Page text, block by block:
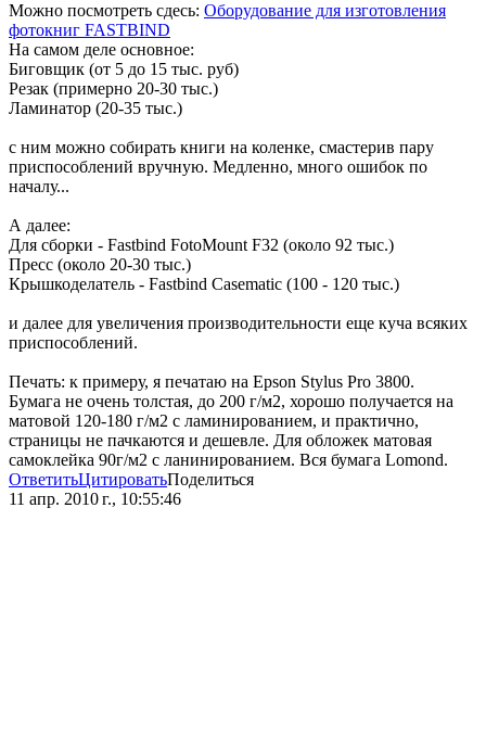
Можно посмотреть сдесь: Оборудование для изготовления
фотокниг FASTBIND
На самом деле основное:
Биговщик (от 5 до 15 тыс. руб)
Резак (примерно 20-30 тыс.)
Ламинатор (20-35 тыс.)
с ним можно собирать книги на коленке, смастерив пару
приспособлений вручную. Медленно, много ошибок по
началу...
А далее:
Для сборки - Fastbind FotoMount F32 (около 92 тыс.)
Пресс (около 20-30 тыс.)
Крышкоделатель - Fastbind Casematic (100 - 120 тыс.)
и далее для увеличения производительности еще куча всяких
приспособлений.
Печать: к примеру, я печатаю на Epson Stylus Pro 3800.
Бумага не очень толстая, до 200 г/м2, хорошо получается на
матовой 120-180 г/м2 с ламинированием, и практично,
страницы не пачкаются и дешевле. Для обложек матовая
самоклейка 90г/м2 с ланинированием. Вся бумага Lomond.
ОтветитьЦитироватьПоделиться
11 апр. 2010 г., 10:55:46